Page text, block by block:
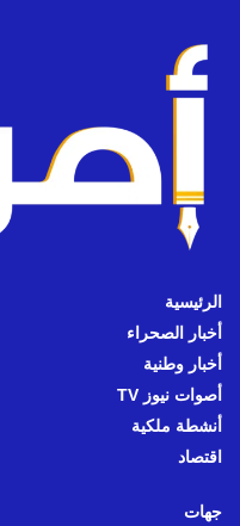
الرئيسية
أخبار الصحراء
أخبار وطنية
أصوات نيوز TV
أنشطة ملكية
اقتصاد
جهات